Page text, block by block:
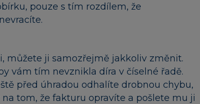
pouze s tím rozdílem, že
můžete ji samozřejmě jakkoliv změnit.
vám tím nevznikla díra v číselné řadě.
před úhradou odhalíte drobnou chybu,
tom, že fakturu opravíte a pošlete mu ji